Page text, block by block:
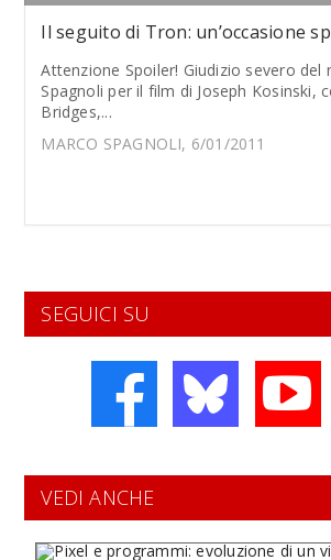
Il seguito di Tron: un’occasione
Attenzione Spoiler! Giudizio severo del
Spagnoli per il film di Joseph Kosinski,
Bridges,...
MARCO SPAGNOLI, 6/01/2011
SEGUICI SU
VEDI ANCHE